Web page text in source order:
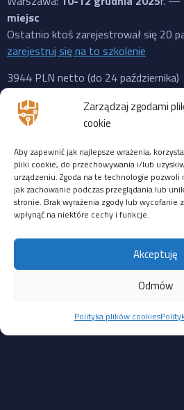
Zarządzaj zgodami
cookie
Aby zapewnić jak najlepsze wrażenia,
pliki cookie, do przechowywania i/lub
urządzeniu. Zgoda na te technologie pozwoli
jak zachowanie podczas przeglądania lub
stronie. Brak wyrażenia zgody lub wycofanie
wpłynąć na niektóre cechy i funkcje.
Akceptuję
Odmów
Polityka plików cookies
miejsc
Ostatnio ktoś zarejestrował się 20
zarejestruj się na to szkolenie
3944 PLN netto (do 24 października)
4444 PLN netto (od 25 października)
ZDALNIE
14-16 stycznia 2026
Ostatnio ktoś zarejestrował się 08
zarejestruj się na to szkolenie
3944 PLN netto (do 7 listopada)
4444 PLN netto (od 8 listopada)
Pozostałe dziury są mniej straszne
z administratorem lub lokalnego
CVE-2025-39245: luka typu CSV
po zaimportowaniu złośliwego pliku
użytkownika; CVSS 4.7